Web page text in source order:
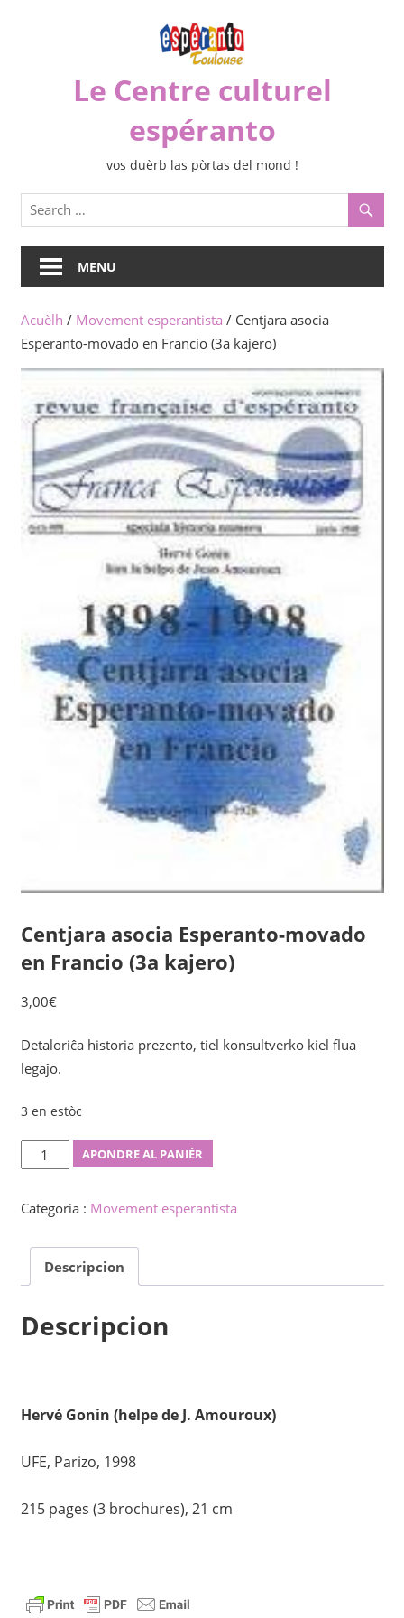
Le Centre culturel
espéranto
vos duèrb las pòrtas del mond !
MENU
Acuèlh / Movement esperantista / Centjara asocia
Esperanto-movado en Francio (3a kajero)
Centjara asocia Esperanto-movado
en Francio (3a kajero)
3,00€
Detaloriĉa historia prezento, tiel konsultverko kiel flua
legaĵo.
3 en estòc
Centjara
asocia
movado
en
Francio
kajero)
quantity
APONDRE AL PANIÈR
Categoria : Movement esperantista
Descripcion
Descripcion
Hervé Gonin (helpe de J. Amouroux)
UFE, Parizo, 1998
215 pages (3 brochures), 21 cm